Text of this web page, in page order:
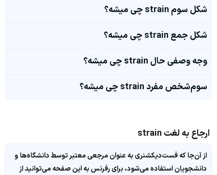
شکل سوم strain چی میشه؟
شکل جمع strain چی میشه؟
وجه وصفی حال strain چی میشه؟
سوم‌شخص مفرد strain چی میشه؟
ارجاع به لغت strain
از آن‌جا که فست‌دیکشنری به عنوان مرجعی معتبر توسط دانشگاه‌ها و
دانشجویان استفاده می‌شود، برای رفرنس به این صفحه می‌توانید از